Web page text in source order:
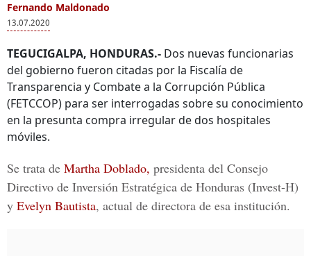
Fernando Maldonado
13.07.2020
TEGUCIGALPA, HONDURAS.- Dos nuevas funcionarias
del gobierno fueron citadas por la Fiscalía de
Transparencia y Combate a la Corrupción Pública
(FETCCOP) para ser interrogadas sobre su conocimiento
en la presunta compra irregular de dos hospitales
móviles.
Se trata de Martha Doblado, presidenta del Consejo
Directivo de Inversión Estratégica de Honduras (Invest-H)
y Evelyn Bautista, actual de directora de esa institución.